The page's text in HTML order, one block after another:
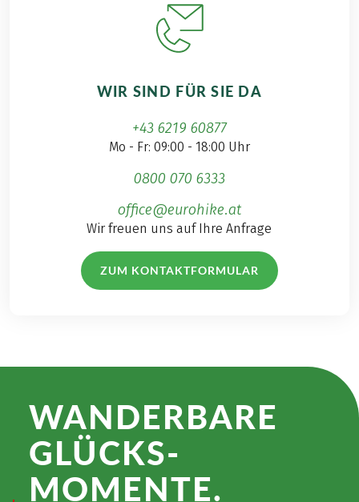
WIR SIND FÜR SIE DA
+43 6219 60877
Mo - Fr: 09:00 - 18:00 Uhr
0800 070 6333
office@eurohike.at
Wir freuen uns auf Ihre Anfrage
ZUM KONTAKTFORMULAR
WANDER­BARE
GLÜCKS­
MOMENTE.